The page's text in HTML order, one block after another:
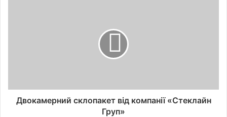
Двокамерний склопакет від компанії «Стеклайн
Груп»